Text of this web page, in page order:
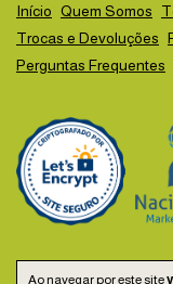
Ao navegar por este site
Início Quem Somos
Trocas e Devoluções
Perguntas Frequentes